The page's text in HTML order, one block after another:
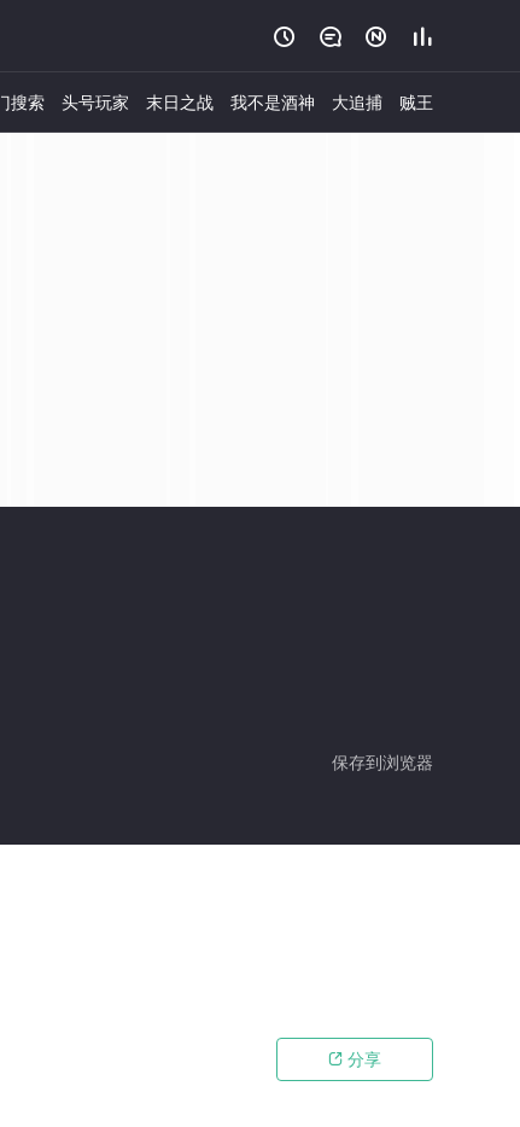
   
搜索 头号玩家 末日之战 我不是酒神 大追捕 贼王
保存到浏览器
 分享